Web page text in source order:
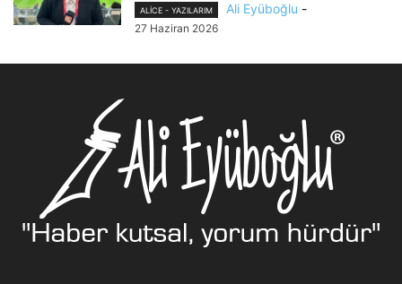
ALİCE - YAZILARIM Ali Eyüboğlu -
27 Haziran 2026